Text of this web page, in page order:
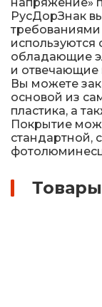
РусДорЗнак
требованиями
обладающие
и отвечающие
Вы можете
основой из
пластика, а
Покрытие
стандартной,